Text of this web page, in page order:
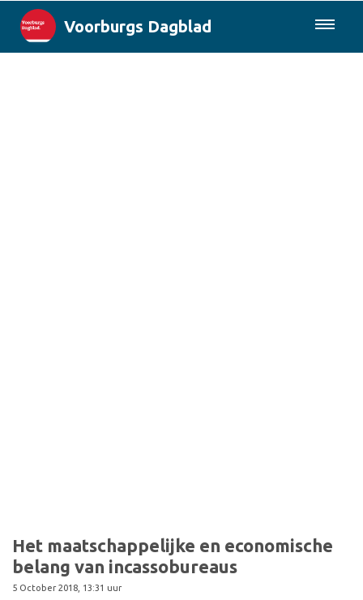
Voorburgs Dagblad
Het maatschappelijke en economische
belang van incassobureaus
5 October 2018, 13:31 uur